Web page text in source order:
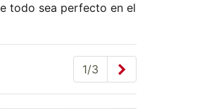
todo sea perfecto en el
1/3